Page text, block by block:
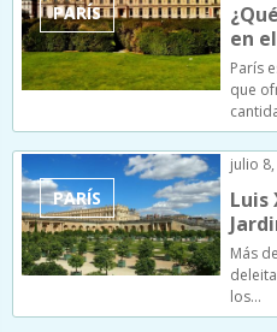
PARÍS
en
París
que
PARÍS
julio
Luis
Más
los…